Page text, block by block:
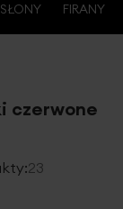
FIRANY
czerwone
23